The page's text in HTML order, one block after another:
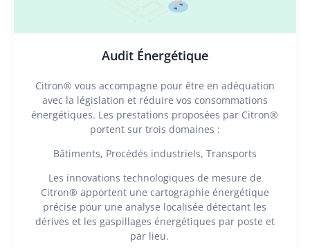
Audit Énergétique
Citron® vous accompagne pour être en adéquation
avec la législation et réduire vos consommations
énergétiques. Les prestations proposées par Citron®
portent sur trois domaines :
Bâtiments, Procédés industriels, Transports
Les innovations technologiques de mesure de
Citron® apportent une cartographie énergétique
précise pour une analyse localisée détectant les
dérives et les gaspillages énergétiques par poste et
par lieu.